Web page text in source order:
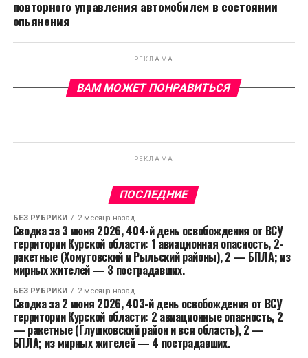
повторного управления автомобилем в состоянии
опьянения
РЕКЛАМА
ВАМ МОЖЕТ ПОНРАВИТЬСЯ
РЕКЛАМА
ПОСЛЕДНИЕ
БЕЗ РУБРИКИ 2 месяца назад
Сводка за 3 июня 2026, 404-й день освобождения от ВСУ
территории Курской области: 1 авиационная опасность, 2-
ракетные (Хомутовский и Рыльский районы), 2 — БПЛА; из
мирных жителей — 3 пострадавших.
БЕЗ РУБРИКИ 2 месяца назад
Сводка за 2 июня 2026, 403-й день освобождения от ВСУ
территории Курской области: 2 авиационные опасность, 2
— ракетные (Глушковский район и вся область), 2 —
БПЛА; из мирных жителей — 4 пострадавших.